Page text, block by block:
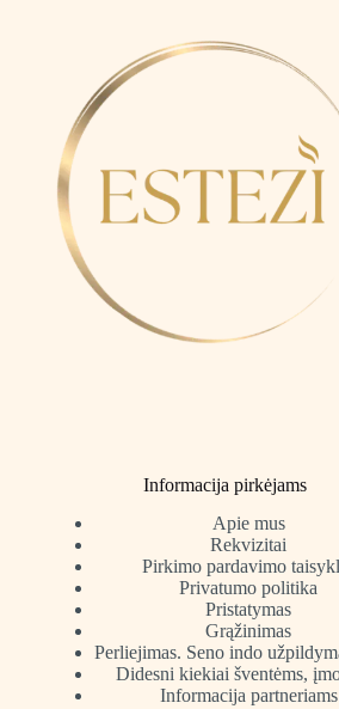
Informacija pirkėjams
Apie mus
Rekvizitai
Pirkimo pardavimo
Privatumo politika
Pristatymas
Grąžinimas
Perliejimas. Seno indo
Didesni kiekiai šventėms,
Informacija partneriams